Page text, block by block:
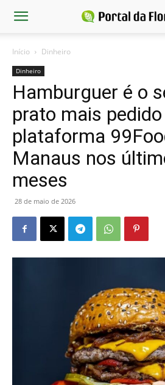
Início Dinheiro
Dinheiro
Hamburguer é o
prato mais
plataforma
Manaus nos
meses
28 de maio de 2026